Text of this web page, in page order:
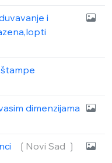
i
dimenzijama
❲Novi Sad ❳